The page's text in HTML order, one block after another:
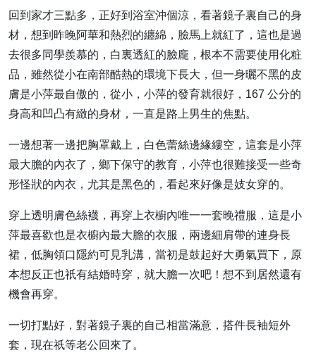
回到家才三點多，正好到浴室沖個涼，看著鏡子裏自己的身
材，想到昨晚阿華和熱烈的纏綿，臉馬上就紅了，這也是過
去很多同學羨慕的，白裏透紅的臉龐，根本不需要使用化粧
品，雖然從小在南部酷熱的環境下長大，但一身曬不黑的皮
膚是小萍最自傲的，從小，小萍的發育就很好，167 公分的
身高和凹凸有緻的身材，一直是路上男生的焦點。
一邊想著一邊把胸罩戴上，白色蕾絲邊緣縷空，這套是小萍
最大膽的內衣了，鄉下保守的教育，小萍也很難接受一些奇
形怪狀的內衣，尤其是黑色的，看起來好像是妓女穿的。
穿上透明膚色絲襪，再穿上衣櫥內唯一一套晚禮服，這是小
萍最喜歡也是衣櫥內最大膽的衣服，兩邊細肩帶的連身長
裙，低胸領口隱約可見乳溝，當初是鼓起好大勇氣買下，原
本想反正也祇有結婚時穿，就大膽一次吧！想不到居然還有
機會再穿。
一切打點好，對著鏡子裏的自己相當滿意，搭件長袖短外
套，現在祇等老公回來了。